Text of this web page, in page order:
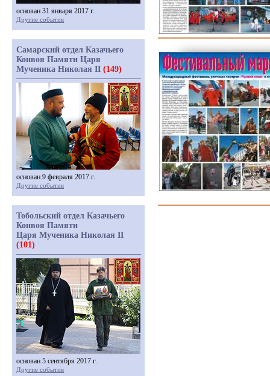
основан 31 января 2017 г.
Другие события
Самарский отдел Казачьего
Конвоя Памяти Царя
Мученика Николая II (149)
основан 9 февраля 2017 г.
Другие события
Тобольский отдел Казачьего
Конвоя Памяти
Царя Мученика Николая II
(101)
основан 5 сентября 2017 г.
Другие события